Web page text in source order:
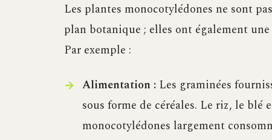
Les plantes monocotylédones ne sont
plan botanique ; elles ont également
Par exemple :
Alimentation :Les graminées
sous forme de céréales. Le riz, le
monocotylédones largement